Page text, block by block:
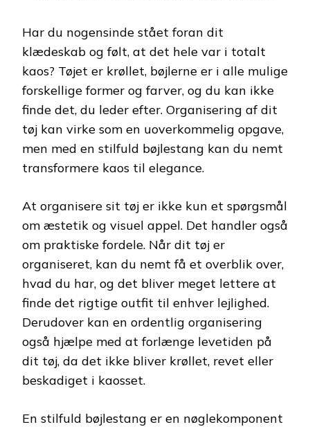
Har du nogensinde stået foran dit
klædeskab og følt, at det hele var i totalt
kaos? Tøjet er krøllet, bøjlerne er i alle mulige
forskellige former og farver, og du kan ikke
finde det, du leder efter. Organisering af dit
tøj kan virke som en uoverkommelig opgave,
men med en stilfuld bøjlestang kan du nemt
transformere kaos til elegance.
At organisere sit tøj er ikke kun et spørgsmål
om æstetik og visuel appel. Det handler også
om praktiske fordele. Når dit tøj er
organiseret, kan du nemt få et overblik over,
hvad du har, og det bliver meget lettere at
finde det rigtige outfit til enhver lejlighed.
Derudover kan en ordentlig organisering
også hjælpe med at forlænge levetiden på
dit tøj, da det ikke bliver krøllet, revet eller
beskadiget i kaosset.
En stilfuld bøjlestang er en nøglekomponent